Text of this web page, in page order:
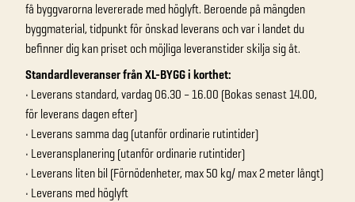
få byggvarorna levererade med höglyft. Beroende på mängden
byggmaterial, tidpunkt för önskad leverans och var i landet du
befinner dig kan priset och möjliga leveranstider skilja sig åt.
Standardleveranser från XL-BYGG i korthet:
• Leverans standard, vardag 06.30 – 16.00 (Bokas senast 14.00,
för leverans dagen efter)
• Leverans samma dag (utanför ordinarie rutintider)
• Leveransplanering (utanför ordinarie rutintider)
• Leverans liten bil (Förnödenheter, max 50 kg/ max 2 meter långt)
• Leverans med höglyft